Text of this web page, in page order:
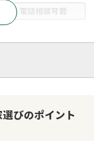
電話相談可能
相続登記
家族信託
びのポイント